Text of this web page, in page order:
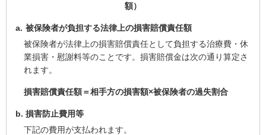
額）
被保険者が負担する法律上の損害賠償責任額
被保険者が法律上の損害賠償責任として負担する治療費・休
業損害・慰謝料等のことです。損害賠償金は次の通り算定さ
れます。
損害賠償責任額＝相手方の損害額×被保険者の過失割合
損害防止費用等
下記の費用が支払われます。